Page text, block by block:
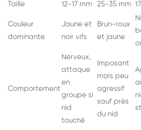
Taille 12-17 mm 25-35 mm
Couleur
dominante
Jaune et
noir vifs
Brun-roux
et jaune
Comportement
Nerveux,
attaque
en
groupe si
nid
touché
Imposant
mais peu
agressif
sauf près
du nid